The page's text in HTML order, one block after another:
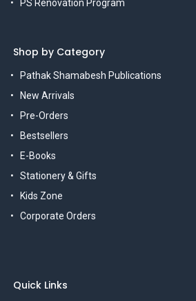
PS Renovation Program
Shop by Category
Pathak Shamabesh Publications
New Arrivals
Pre-Orders
Bestsellers
E-Books
Stationery & Gifts
Kids Zone
Corporate Orders
Quick Links